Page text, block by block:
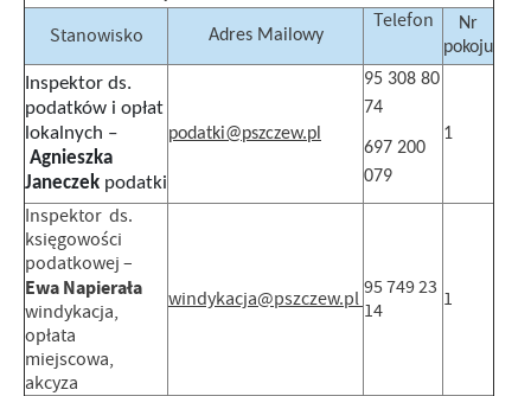
Stanowisko Adres Mailowy
Telefon
Nr
pokoju
Inspektor ds.
podatków i opłat
lokalnych –
Agnieszka
Janeczek podatki
podatki@pszczew.pl
95 308 80
74
697 200
079
1
Inspektor ds.
księgowości
podatkowej –
Ewa Napierała
windykacja,
opłata
miejscowa,
akcyza
windykacja@pszczew.pl 95 749 23
14
1